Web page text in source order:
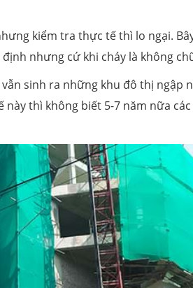
kiểm tra thực tế thì lo ngại.
nhưng cứ khi cháy là không
sinh ra những khu đô thị ngập
thì không biết 5-7 năm nữa